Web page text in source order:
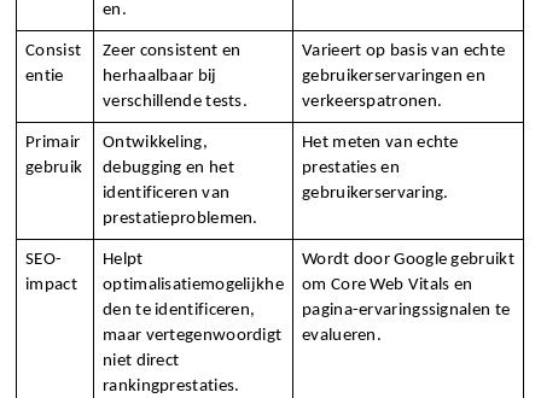
en.
Consist
entie
Zeer consistent en
herhaalbaar bij
verschillende tests.
Varieert op basis van echte
gebruikerservaringen en
verkeerspatronen.
Primair
gebruik
Ontwikkeling,
debugging en het
identificeren van
prestatieproblemen.
Het meten van echte
prestaties en
gebruikerservaring.
SEO-
impact
Helpt
optimalisatiemogelijkhe
den te identificeren,
maar vertegenwoordigt
niet direct
rankingprestaties.
Wordt door Google gebruikt
om Core Web Vitals en
pagina-ervaringssignalen te
evalueren.